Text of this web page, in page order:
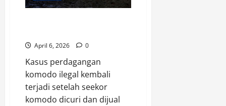
April 6, 2026 0
Kasus perdagangan
komodo ilegal kembali
terjadi setelah seekor
komodo dicuri dan dijual